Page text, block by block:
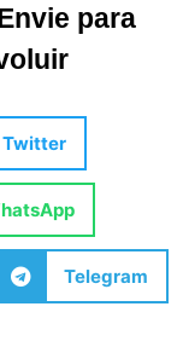
para
Twitter
Telegram